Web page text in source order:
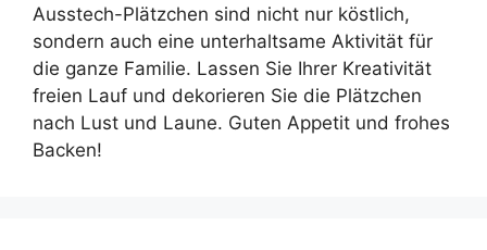
Ausstech-Plätzchen sind nicht nur köstlich,
sondern auch eine unterhaltsame Aktivität für
die ganze Familie. Lassen Sie Ihrer Kreativität
freien Lauf und dekorieren Sie die Plätzchen
nach Lust und Laune. Guten Appetit und frohes
Backen!